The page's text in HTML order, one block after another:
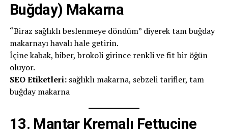
Buğday) Makarna
“Biraz sağlıklı beslenmeye döndüm” diyerek tam buğday
makarnayı havalı hale getirin.
İçine kabak, biber, brokoli girince renkli ve fit bir öğün
oluyor.
SEO Etiketleri:sağlıklı makarna, sebzeli tarifler, tam
buğday makarna
13. Mantar Kremalı Fettucine